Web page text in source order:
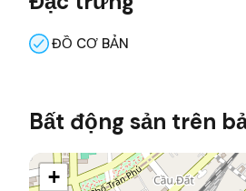
ĐỒ CƠ BẢN
Bất động sản trên
+